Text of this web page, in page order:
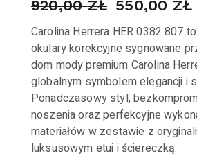
920,00ZŁ 550,00 ZŁ
Carolina Herrera HER 0382 807
okulary korekcyjne sygnowane
dom mody premium Carolina
globalnym symbolem elegancji i
Ponadczasowy styl,
noszenia oraz perfekcyjne
materiałów w zestawie z
luksusowym etui i ściereczką.